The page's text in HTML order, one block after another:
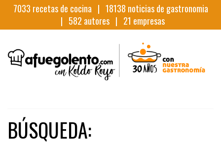
7033 recetas de cocina | 18138 noticias de gastronomia
| 582 autores | 21 empresas
BÚSQUEDA: